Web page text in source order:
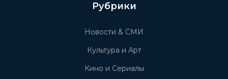
Рубрики
Новости & СМИ
Культура и Арт
Кино и Сериалы